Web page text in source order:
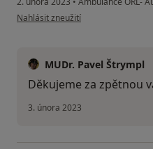
podle názoru uživatele Váš účet byl
Nahlásit zneužití
MUDr. Pavel Štrympl
Děkujeme za zpětnou
3. února 2023